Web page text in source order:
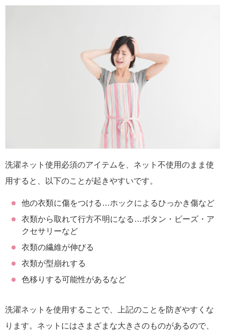
洗濯ネット使用必須のアイテムを、ネット不使用のまま使
用すると、以下のことが起きやすいです。
他の衣類に傷をつける…ホックによるひっかき傷など
衣類から取れて行方不明になる…ボタン・ビーズ・ア
クセサリーなど
衣類の繊維が伸びる
衣類が型崩れする
色移りする可能性があるなど
洗濯ネットを使用することで、上記のことを防ぎやすくな
ります。ネットにはさまざまな大きさのものがあるので、